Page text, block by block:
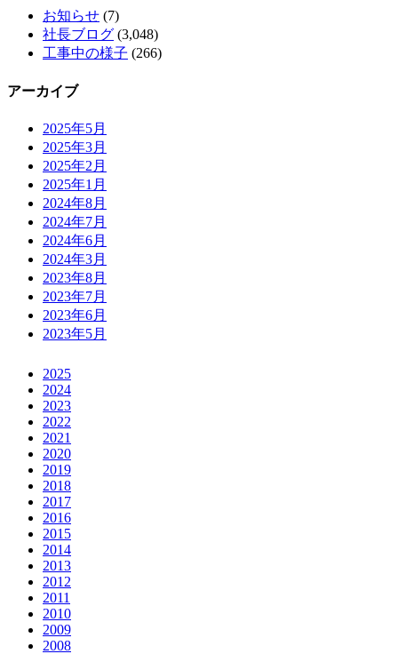
お知らせ (7)
社長ブログ (3,048)
工事中の様子 (266)
アーカイブ
2025年5月
2025年3月
2025年2月
2025年1月
2024年8月
2024年7月
2024年6月
2024年3月
2023年8月
2023年7月
2023年6月
2023年5月
2025
2024
2023
2022
2021
2020
2019
2018
2017
2016
2015
2014
2013
2012
2011
2010
2009
2008